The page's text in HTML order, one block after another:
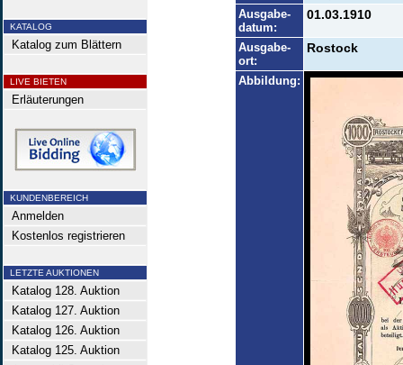
KATALOG
Katalog zum Blättern
LIVE BIETEN
Erläuterungen
KUNDENBEREICH
Anmelden
Kostenlos registrieren
LETZTE AUKTIONEN
Katalog 128. Auktion
Katalog 127. Auktion
Katalog 126. Auktion
Katalog 125. Auktion
Ausgabe-
datum:
01.03.1910
Ausgabe-
ort:
Rostock
Abbildung: